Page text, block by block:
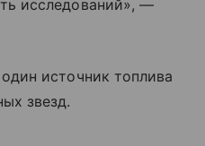
исследований», —
источник топлива
звезд.